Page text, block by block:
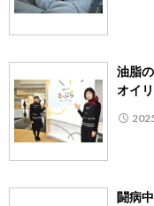
油脂
オイ
闘病